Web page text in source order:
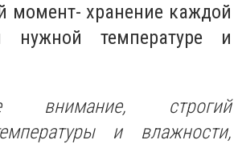
момент- хранение каждой
нужной температуре и
внимание, строгий
и влажности,